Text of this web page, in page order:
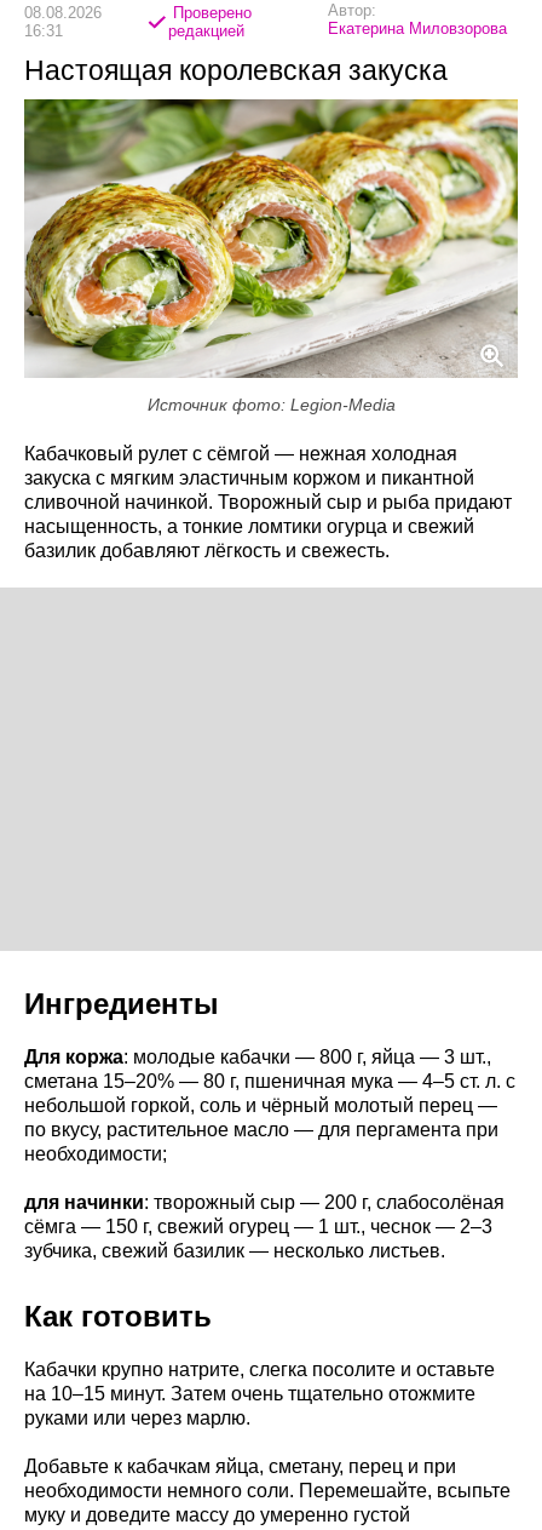
08.08.2026
16:31
Проверено
редакцией
Автор:
Екатерина Миловзорова
Настоящая королевская закуска
Источник фото: Legion-Media
Кабачковый рулет с сёмгой — нежная холодная
закуска с мягким эластичным коржом и пикантной
сливочной начинкой. Творожный сыр и рыба придают
насыщенность, а тонкие ломтики огурца и свежий
базилик добавляют лёгкость и свежесть.
Ингредиенты
Для коржа: молодые кабачки — 800 г, яйца — 3 шт.,
сметана 15–20% — 80 г, пшеничная мука — 4–5 ст. л. с
небольшой горкой, соль и чёрный молотый перец —
по вкусу, растительное масло — для пергамента при
необходимости;
для начинки: творожный сыр — 200 г, слабосолёная
сёмга — 150 г, свежий огурец — 1 шт., чеснок — 2–3
зубчика, свежий базилик — несколько листьев.
Как готовить
Кабачки крупно натрите, слегка посолите и оставьте
на 10–15 минут. Затем очень тщательно отожмите
руками или через марлю.
Добавьте к кабачкам яйца, сметану, перец и при
необходимости немного соли. Перемешайте, всыпьте
муку и доведите массу до умеренно густой